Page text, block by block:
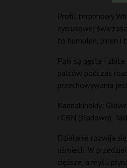
Profil terpenowy
cytrusowej
to humulen, pinen i
Pąki są gęste i
palców podczas
przechowywania
Kannabinoidy:
i CBN (śladowo).
Działanie rozwija
uśmiech. W
cięższe, a myśli